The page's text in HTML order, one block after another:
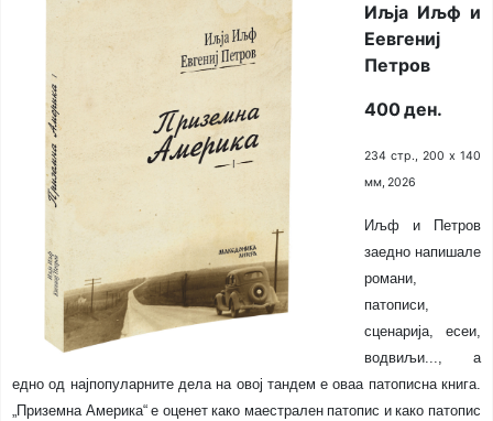
Иљја Иљф и
Еевгениј
Петров
400 ден.
234 стр., 200 х 140
мм, 2026
Иљф и Петров
заедно напишале
романи,
патописи,
сценарија, есеи,
водвиљи..., а
едно од најпопуларните дела на овој тандем е оваа патописна книга.
„Приземна Америка“ е оценет како маестрален патопис и како патопис